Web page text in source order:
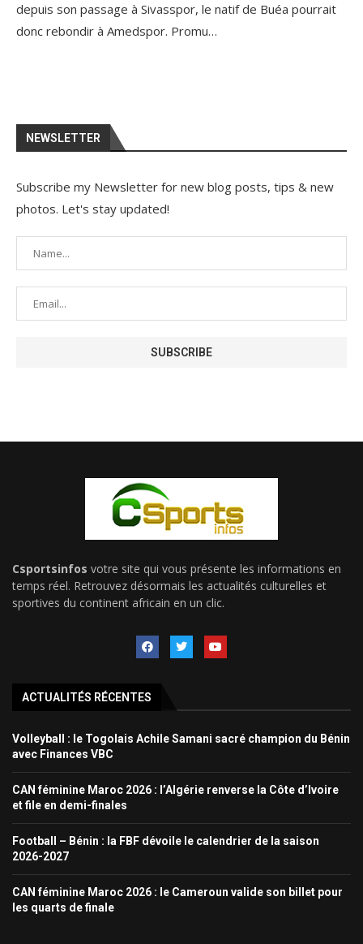
depuis son passage à Sivasspor, le natif de Buéa pourrait
donc rebondir à Amedspor. Promu…
NEWSLETTER
Subscribe my Newsletter for new blog posts, tips & new
photos. Let's stay updated!
Csportsinfos votre site qui vous présente les informations en
temps réel. Retrouvez désormais les actualités culturelles et
sportives du continent africain en un clic.
ACTUALITÉS RÉCENTES
Volleyball : le Togolais Achile Samani sacré champion du Bénin
avec Finances VBC
CAN féminine Maroc 2026 : l’Algérie renverse la Côte d’Ivoire
et file en demi-finales
Football – Bénin : la FBF dévoile le calendrier de la saison
2026-2027
CAN féminine Maroc 2026 : le Cameroun valide son billet pour
les quarts de finale